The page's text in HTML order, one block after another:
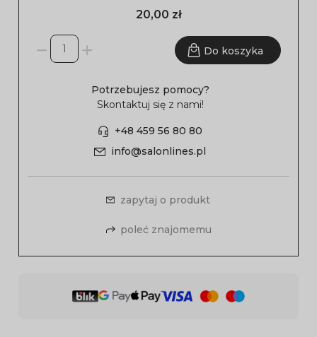
20,00 zł
Do koszyka
Potrzebujesz pomocy?
Skontaktuj się z nami!
+48 459 56 80 80
info@salonlines.pl
zapytaj o produkt
poleć znajomemu